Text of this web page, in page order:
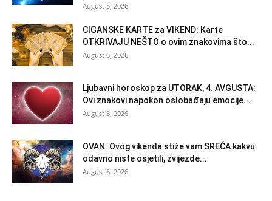
August 5, 2026
CIGANSKE KARTE za VIKEND: Karte
OTKRIVAJU NEŠTO o ovim znakovima što...
August 6, 2026
Ljubavni horoskop za UTORAK, 4. AVGUSTA:
Ovi znakovi napokon oslobađaju emocije...
August 3, 2026
OVAN: Ovog vikenda stiže vam SREĆA kakvu
odavno niste osjetili, zvijezde...
August 6, 2026